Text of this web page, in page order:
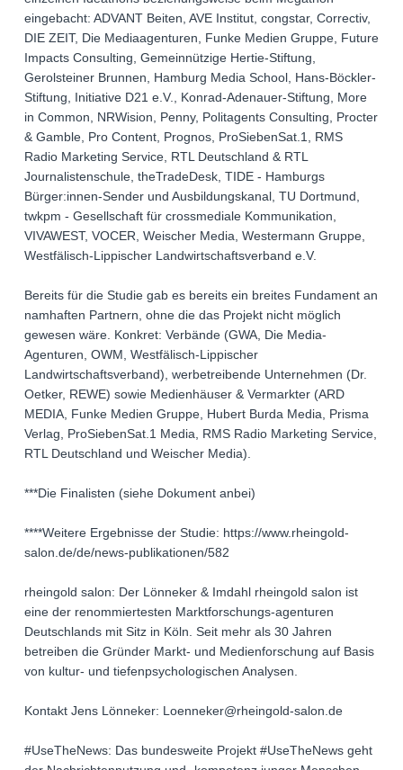
eingebacht: ADVANT Beiten, AVE Institut, congstar, Correctiv,
DIE ZEIT, Die Mediaagenturen, Funke Medien Gruppe, Future
Impacts Consulting, Gemeinnützige Hertie-Stiftung,
Gerolsteiner Brunnen, Hamburg Media School, Hans-Böckler-
Stiftung, Initiative D21 e.V., Konrad-Adenauer-Stiftung, More
in Common, NRWision, Penny, Politagents Consulting, Procter
& Gamble, Pro Content, Prognos, ProSiebenSat.1, RMS
Radio Marketing Service, RTL Deutschland & RTL
Journalistenschule, theTradeDesk, TIDE - Hamburgs
Bürger:innen-Sender und Ausbildungskanal, TU Dortmund,
twkpm - Gesellschaft für crossmediale Kommunikation,
VIVAWEST, VOCER, Weischer Media, Westermann Gruppe,
Westfälisch-Lippischer Landwirtschaftsverband e.V.
Bereits für die Studie gab es bereits ein breites Fundament an
namhaften Partnern, ohne die das Projekt nicht möglich
gewesen wäre. Konkret: Verbände (GWA, Die Media-
Agenturen, OWM, Westfälisch-Lippischer
Landwirtschaftsverband), werbetreibende Unternehmen (Dr.
Oetker, REWE) sowie Medienhäuser & Vermarkter (ARD
MEDIA, Funke Medien Gruppe, Hubert Burda Media, Prisma
Verlag, ProSiebenSat.1 Media, RMS Radio Marketing Service,
RTL Deutschland und Weischer Media).
***Die Finalisten (siehe Dokument anbei)
****Weitere Ergebnisse der Studie: https://www.rheingold-
salon.de/de/news-publikationen/582
rheingold salon: Der Lönneker & Imdahl rheingold salon ist
eine der renommiertesten Marktforschungs-agenturen
Deutschlands mit Sitz in Köln. Seit mehr als 30 Jahren
betreiben die Gründer Markt- und Medienforschung auf Basis
von kultur- und tiefenpsychologischen Analysen.
Kontakt Jens Lönneker: Loenneker@rheingold-salon.de
#UseTheNews: Das bundesweite Projekt #UseTheNews geht